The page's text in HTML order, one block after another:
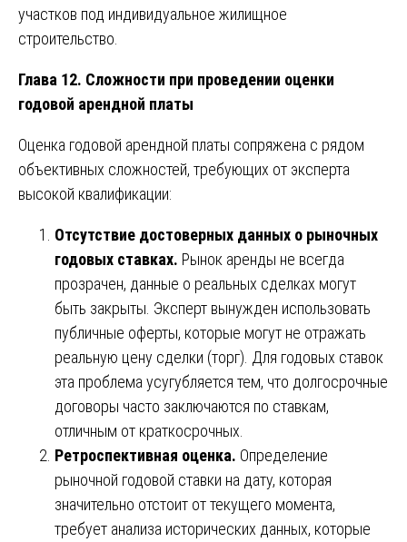
участков под индивидуальное жилищное
строительство.
Глава 12. Сложности при проведении оценки
годовой арендной платы
Оценка годовой арендной платы сопряжена с рядом
объективных сложностей, требующих от эксперта
высокой квалификации:
Отсутствие достоверных данных о рыночных
годовых ставках. Рынок аренды не всегда
прозрачен, данные о реальных сделках могут
быть закрыты. Эксперт вынужден использовать
публичные оферты, которые могут не отражать
реальную цену сделки (торг). Для годовых ставок
эта проблема усугубляется тем, что долгосрочные
договоры часто заключаются по ставкам,
отличным от краткосрочных.
Ретроспективная оценка. Определение
рыночной годовой ставки на дату, которая
значительно отстоит от текущего момента,
требует анализа исторических данных, которые